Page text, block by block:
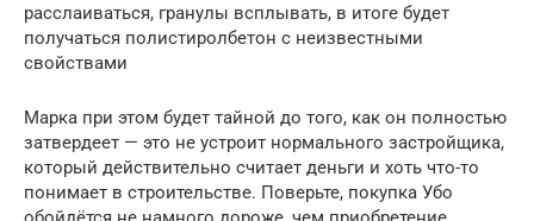
расслаиваться, гранулы всплывать, в итоге будет
получаться полистиролбетон с неизвестными
свойствами
Марка при этом будет тайной до того, как он полностью
затвердеет — это не устроит нормального застройщика,
который действительно считает деньги и хоть что-то
понимает в строительстве. Поверьте, покупка Убо